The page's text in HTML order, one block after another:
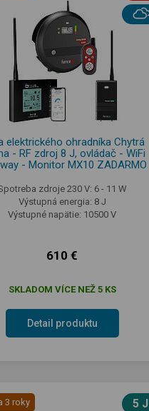
elektrického ohradníka Chytrá
- RF zdroj 8 J, ovládač - WiFi
- Monitor MX10 ZADARMO
zdroje 230 V: 6 - 11 W
Výstupná energia: 8 J
Výstupné napätie: 10500 V
610 €
SKLADOM VÍCE NEŽ 5 KS
Detail produktu
3 roky 5 J